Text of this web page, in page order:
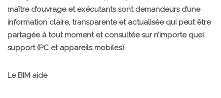
maître d’ouvrage et exécutants sont demandeurs d’une
information claire, transparente et actualisée qui peut être
partagée à tout moment et consultée sur n’importe quel
support (PC et appareils mobiles).
Le BIM aide